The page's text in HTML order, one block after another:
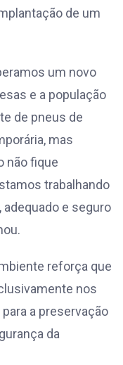
de um
um novo
e a população
de pneus de
mas
não fique
trabalhando
e seguro
reforça que
nos
a preservação
da